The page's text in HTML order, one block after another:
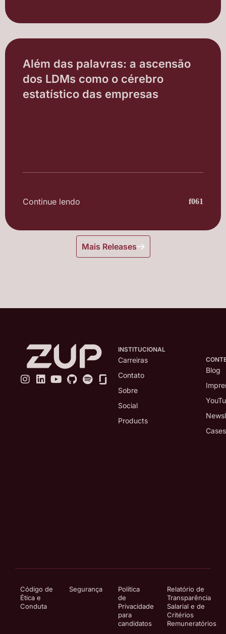
Além das palavras: a ascensão
dos LDMs como o cérebro
estatístico das empresas
Continue lendo
Mais Releases
INSTITUCIONAL
Carreiras
Contato
Sobre
Social
Products
Blog
Cases
Código de
Ética e
Conduta
Segurança
Política
de
Privacidade
para
candidatos
Relatório de
Transparência
Salarial e de
Critérios
Remuneratórios